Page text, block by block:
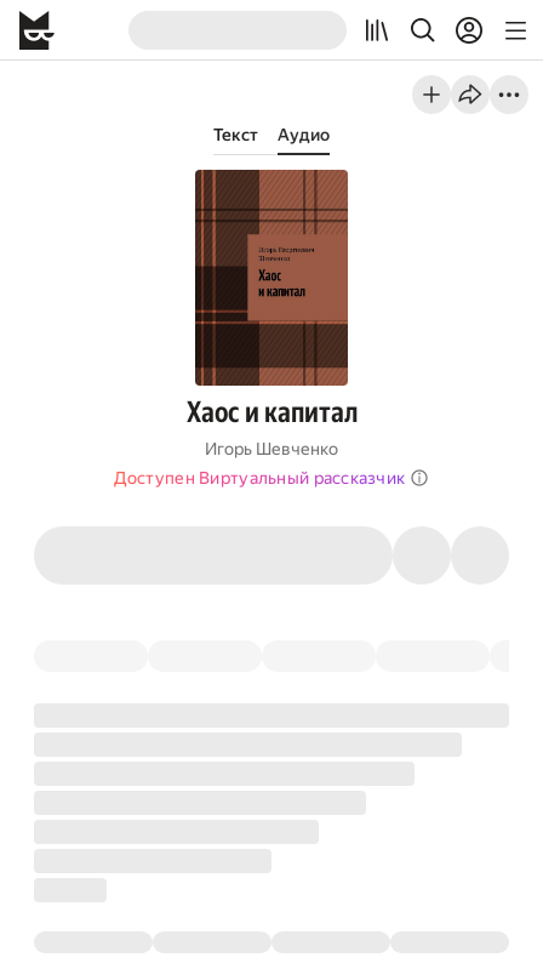
Текст Аудио
Хаос и капитал
Игорь Шевченко
Доступен Виртуальный рассказчик